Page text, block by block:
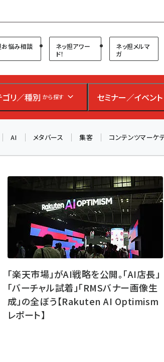
フォーラム
お悩み相談
ネッ担アワー
ド！
ネッ担メルマ
ガ
ゴリ／種別 から探す セミナー／イベント
AI メタバース 集客 コンテンツマーケ
「楽天市場」がAI戦略を公開。「AI店長」
「バーチャル試着」「RMSバナー画像生
成」の全ぼう【Rakuten AI Optimism
レポート】
買い物を代行する時代に打つべき「次の一手」
ペン、オイシックス、元UA責任者が登壇のリア
ミナー（8/26＠東京）【交流会も実施】